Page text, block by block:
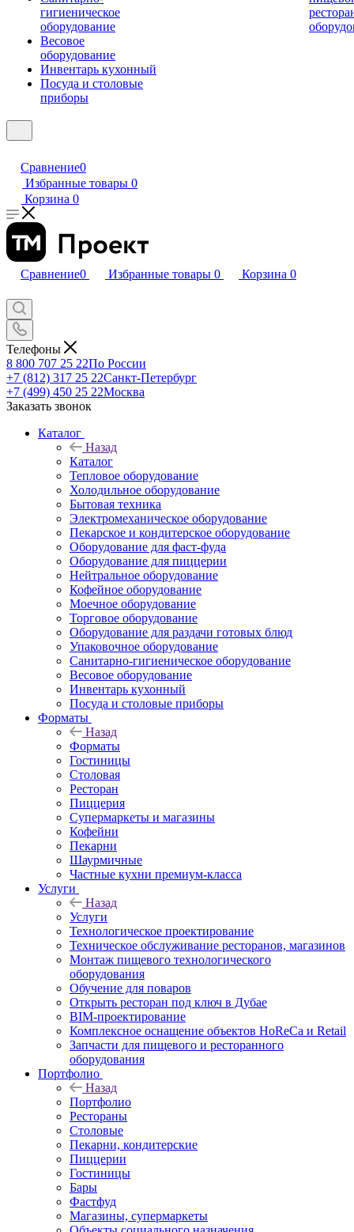
гигиеническое
оборудование
Весовое
оборудование
Инвентарь кухонный
Посуда и столовые
приборы
Сравнение0
Избранные товары 0
Корзина 0
Сравнение0 Избранные товары 0 Корзина 0
Телефоны
8 800 707 25 22По России
+7 (812) 317 25 22Санкт-Петербург
+7 (499) 450 25 22Москва
Заказать звонок
Каталог
Назад
Каталог
Тепловое оборудование
Холодильное оборудование
Бытовая техника
Электромеханическое оборудование
Пекарское и кондитерское оборудование
Оборудование для фаст-фуда
Оборудование для пиццерии
Нейтральное оборудование
Кофейное оборудование
Моечное оборудование
Торговое оборудование
Оборудование для раздачи готовых блюд
Упаковочное оборудование
Санитарно-гигиеническое оборудование
Весовое оборудование
Инвентарь кухонный
Посуда и столовые приборы
Форматы
Назад
Форматы
Гостиницы
Столовая
Ресторан
Пиццерия
Супермаркеты и магазины
Кофейни
Пекарни
Шаурмичные
Частные кухни премиум-класса
Услуги
Назад
Услуги
Технологическое проектирование
Техническое обслуживание ресторанов, магазинов
Монтаж пищевого технологического
оборудования
Обучение для поваров
Открыть ресторан под ключ в Дубае
BIM-проектирование
Комплексное оснащение объектов HoReCa и Retail
Запчасти для пищевого и ресторанного
оборудования
Портфолио
Назад
Портфолио
Рестораны
Столовые
Пекарни, кондитерские
Пиццерии
Гостиницы
Бары
Фастфуд
Магазины, супермаркеты